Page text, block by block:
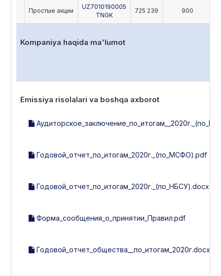
Простые акции
UZ7010190005
TNGK
725 239 900
Kompaniya haqida ma'lumot
Emissiya risolalari va boshqa axborot
Годовой_отчет_по_итогам_2020г._(по_МСФО).pdf
Годовой_отчет_по_итогам_2020г._(по_НБСУ).docx
Форма_сообщения_о_принятии_Правил.pdf
Годовой_отчет_общества__по_итогам_2020г.docx